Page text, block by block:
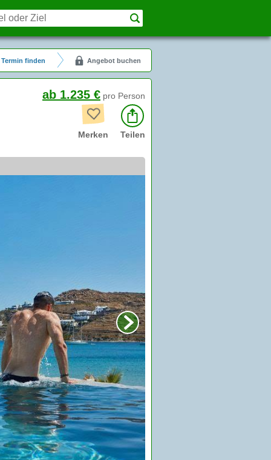
Termin finden Angebot buchen
ab 1.235 € pro Person
Merken Teilen